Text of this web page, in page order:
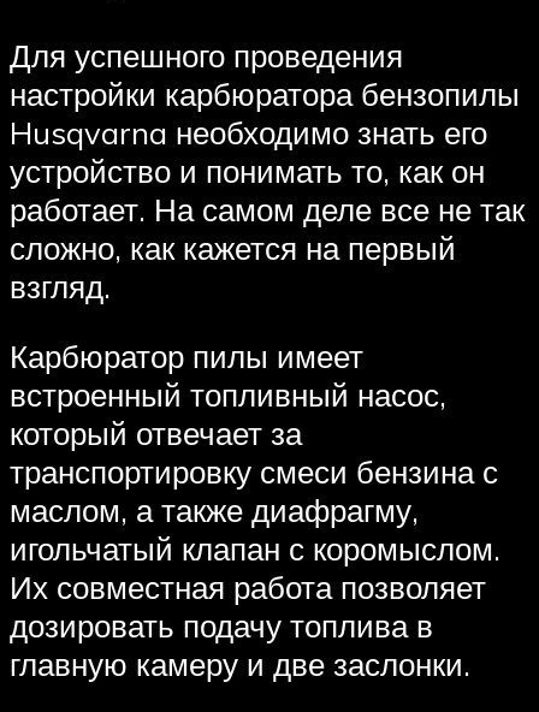
Для успешного проведения
настройки карбюратора бензопилы
Husqvarna необходимо знать его
устройство и понимать то, как он
работает. На самом деле все не так
сложно, как кажется на первый
взгляд.
Карбюратор пилы имеет
встроенный топливный насос,
который отвечает за
транспортировку смеси бензина с
маслом, а также диафрагму,
игольчатый клапан с коромыслом.
Их совместная работа позволяет
дозировать подачу топлива в
главную камеру и две заслонки.